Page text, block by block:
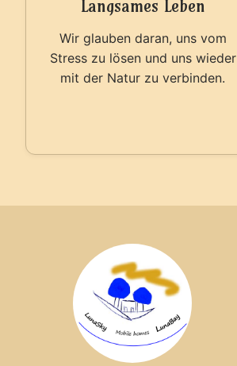
Langsames Leben
Wir glauben daran, uns vom
Stress zu lösen und uns wieder
mit der Natur zu verbinden.